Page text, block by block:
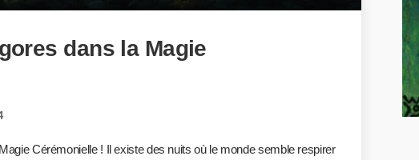
dans la Magie
Cérémonielle ! Il existe des nuits où le monde semble respirer